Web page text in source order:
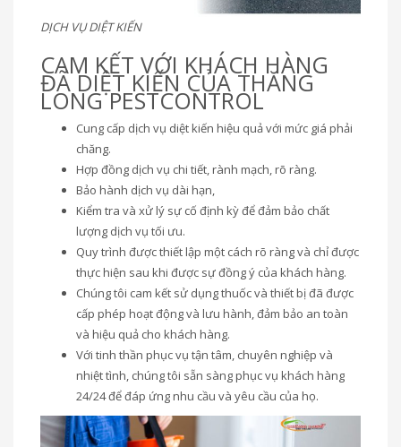
DỊCH VỤ DIỆT KIẾN
CAM KẾT VỚI KHÁCH HÀNG
ĐÃ DIỆT KIẾN CỦA THĂNG
LONG PESTCONTROL
Cung cấp dịch vụ diệt kiến hiệu quả với mức giá phải
chăng.
Hợp đồng dịch vụ chi tiết, rành mạch, rõ ràng.
Bảo hành dịch vụ dài hạn,
Kiểm tra và xử lý sự cố định kỳ để đảm bảo chất
lượng dịch vụ tối ưu.
Quy trình được thiết lập một cách rõ ràng và chỉ được
thực hiện sau khi được sự đồng ý của khách hàng.
Chúng tôi cam kết sử dụng thuốc và thiết bị đã được
cấp phép hoạt động và lưu hành, đảm bảo an toàn
và hiệu quả cho khách hàng.
Với tinh thần phục vụ tận tâm, chuyên nghiệp và
nhiệt tình, chúng tôi sẵn sàng phục vụ khách hàng
24/24 để đáp ứng nhu cầu và yêu cầu của họ.